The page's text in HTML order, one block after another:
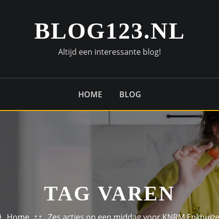
BLOG123.NL
Altijd een interessante blog!
HOME BLOG
TAG VAREN